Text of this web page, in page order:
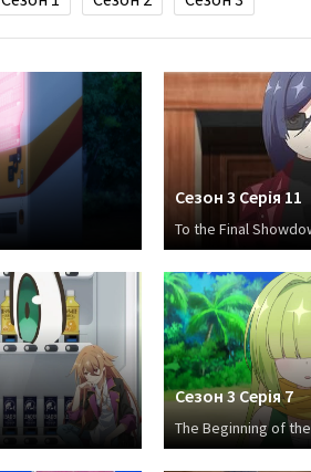
Сезон 3 Серія 11
To the Final
Сезон 3 Серія 7
The Beginning of